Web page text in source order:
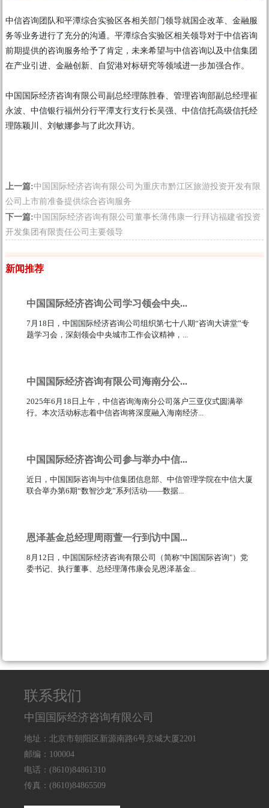
中信咨询团队和平潭综合实验区各相关部门领导就国企改革、金融服
务等业务进行了充分的沟通。平潭综合实验区相关领导对于中信咨询
前期提供的咨询服务给予了肯定，未来希望与中信咨询以及中信集团
在产业引进、金融创新、自贸港对标研究等领域进一步加强合作。
中国国际经济咨询有限公司副总经理陈胜春、管理咨询部副总经理崔
永波、中信银行福州分行平潭支行支行长吴强、中信信托高级信托经
理陈颖川、刘敏娜参与了此次拜访。
上一篇:中国国际经济咨询有限公司为重庆市黔江区旅游投资开发有限
公司上市前准备提供综合咨询服务
下一篇:中国国际经济咨询有限公司董事长薄伟康一行拜访福建省投资
开发集团有限责任公司主要领导
新闻推荐
中国国际经济咨询公司学习领会中央...
7月18日，中国国际经济咨询公司组织第七十八期“咨询大讲堂”专
题学习会，深刻领会中央城市工作会议精神，...
中国国际经济咨询有限公司海南分公...
2025年6月18日上午，中信咨询海南分公司落户三亚仪式圆满举
行。本次活动标志着中信咨询将深度融入海南经济...
中国国际经济咨询公司参与举办中信...
近日，中国国际咨询与中信集团信息部、中信管理学院在中信大厦
联合举办第6期“数智沙龙”系列活动——数据...
恩泽基金总经理周雨萱一行到访中国...
8月12日，中国国际经济咨询有限公司（简称"中国国际咨询"）党
委书记、执行董事、总经理薄伟康会见恩泽基金...
联系我们
中国国际经济咨询有限公司
地址：北京市朝阳区新源南路6号京城大厦2201
邮编：100004
电话：(8610)84861310
传真：(8610)84865509